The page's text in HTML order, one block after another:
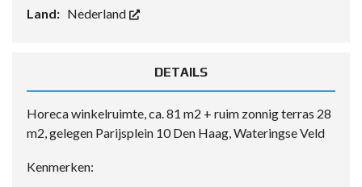
Land: Nederland
DETAILS
Horeca winkelruimte, ca. 81 m2 + ruim zonnig terras 28
m2, gelegen Parijsplein 10 Den Haag, Wateringse Veld
Kenmerken: